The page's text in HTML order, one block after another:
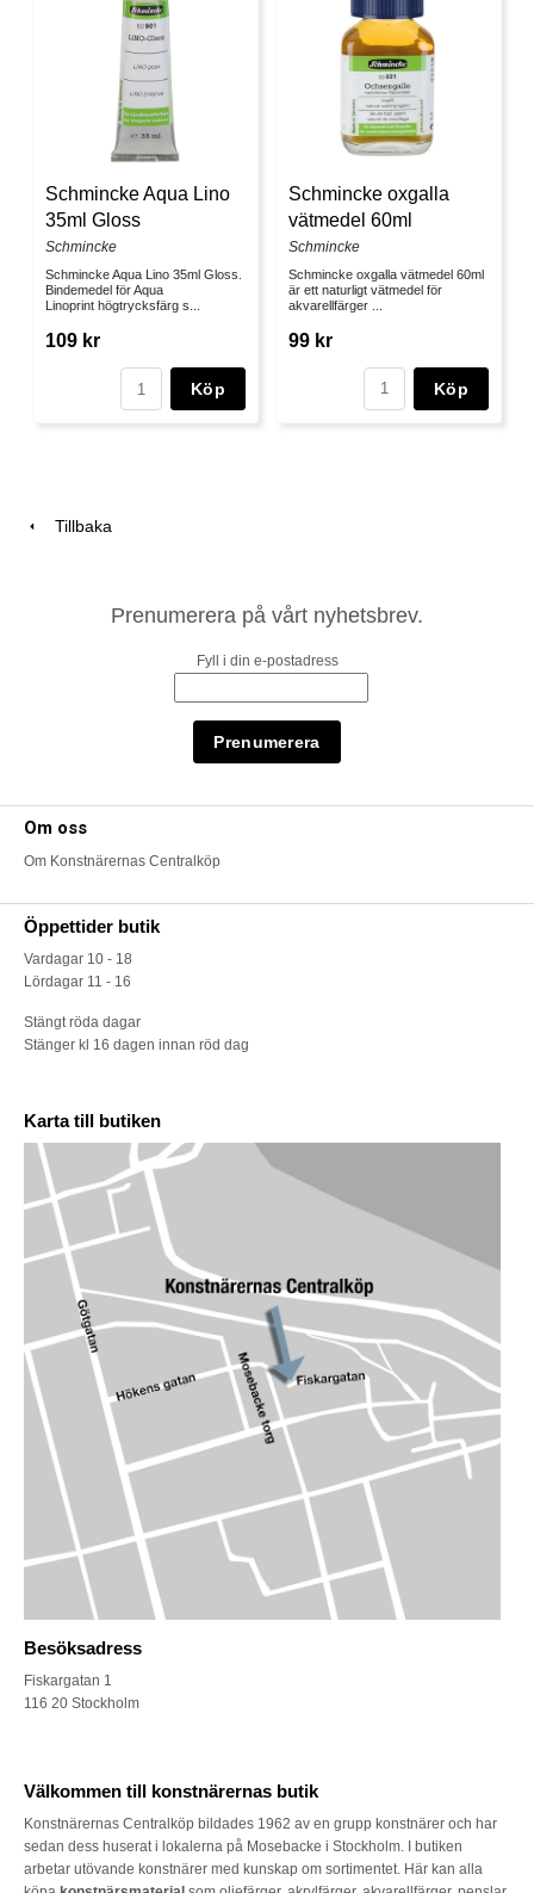
Schmincke Aqua Lino
35ml Gloss
Schmincke
Schmincke Aqua Lino 35ml Gloss.
Bindemedel för Aqua
Linoprint högtrycksfärg s...
109 kr
Köp
Schmincke oxgalla
vätmedel 60ml
Schmincke
Schmincke oxgalla vätmedel 60ml
är ett naturligt vätmedel för
akvarellfärger ...
99 kr
Köp
Tillbaka
Prenumerera på vårt nyhetsbrev.
Fyll i din e-postadress
Om oss
Om Konstnärernas Centralköp
Öppettider butik
Vardagar 10 - 18
Lördagar 11 - 16
Stängt röda dagar
Stänger kl 16 dagen innan röd dag
Karta till butiken
Besöksadress
Fiskargatan 1
116 20 Stockholm
Välkommen till konstnärernas butik
Konstnärernas Centralköp bildades 1962 av en grupp konstnärer och har
sedan dess huserat i lokalerna på Mosebacke i Stockholm. I butiken
arbetar utövande konstnärer med kunskap om sortimentet. Här kan alla